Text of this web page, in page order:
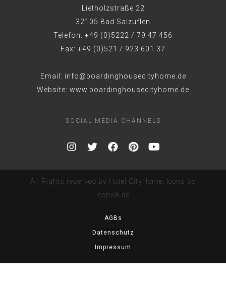
Lietholzstraße 22
32105 Bad Salzuflen
Telefon: +49 (0)5222 / 79 47 456
Fax: +49 (0)521 / 923 601 37
Email: info@boardinghousecityhome.de
Website: www.boardinghousecityhome.de
SOCIAL MEDIA CHANNELS
All Rights reserved by Hotel CityHome. Icons by
icons8.de
AGBs
Datenschutz
Impressum